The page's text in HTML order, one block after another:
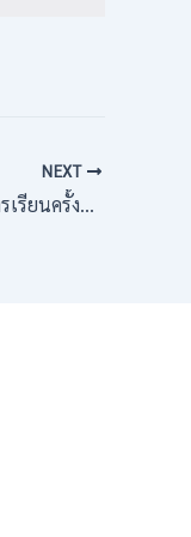
NEXT
รียนเดิม (โควตาภายใน)